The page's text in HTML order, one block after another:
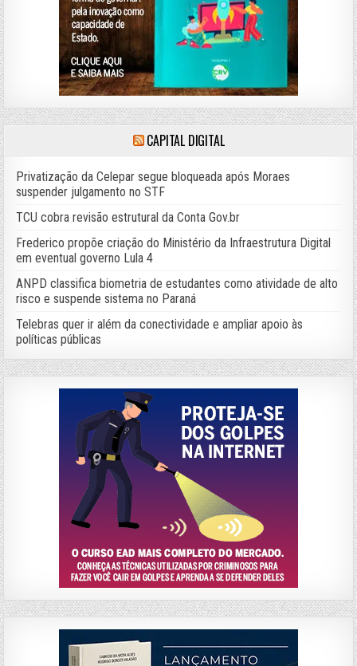
CAPITAL DIGITAL
Privatização da Celepar segue bloqueada após Moraes
suspender julgamento no STF
TCU cobra revisão estrutural da Conta Gov.br
Frederico propõe criação do Ministério da Infraestrutura Digital
em eventual governo Lula 4
ANPD classifica biometria de estudantes como atividade de alto
risco e suspende sistema no Paraná
Telebras quer ir além da conectividade e ampliar apoio às
políticas públicas